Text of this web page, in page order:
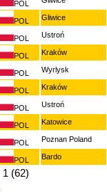
POL
POL Gliwice
POL Ustroń
POL Kraków
POL Wyrlysk
POL Kraków
POL Ustroń
POL Katowice
POL Poznan Poland
POL Bardo
1 (62)